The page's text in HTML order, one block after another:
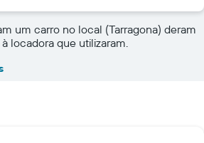
um carro no local (Tarragona) deram
locadora que utilizaram.